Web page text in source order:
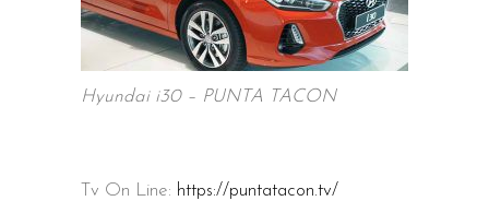
Hyundai i30 – PUNTA TACON
Tv On Line: https://puntatacon.tv/